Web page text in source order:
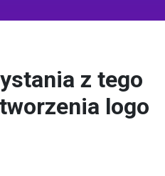
z tego
logo